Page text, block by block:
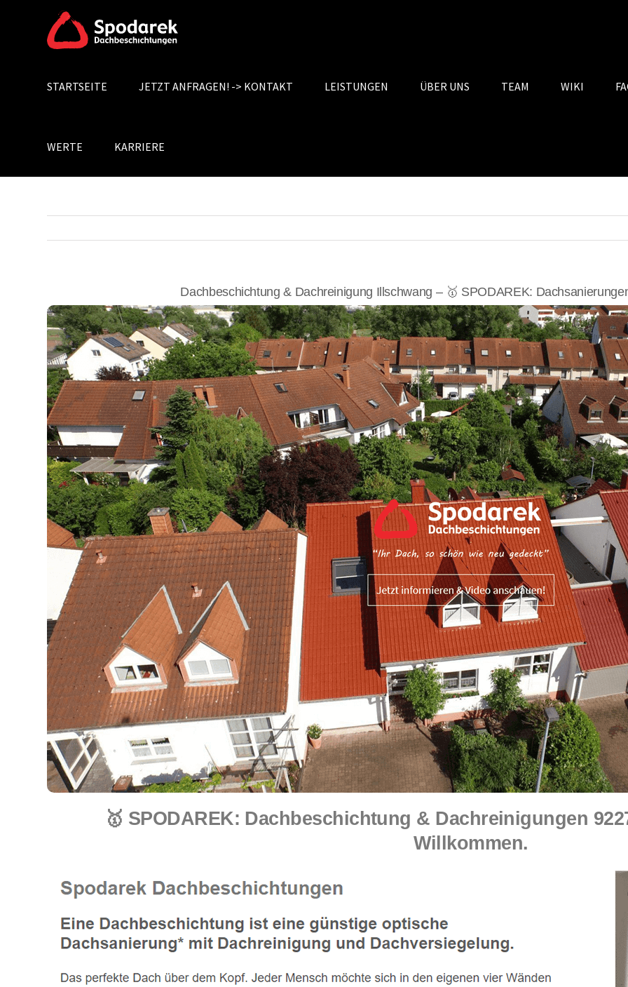
Search
STARTSEITE JETZT ANFRAGEN! -> KONTAKT LEISTUNGEN ÜBER UNS TEAM WIKI
WERTE KARRIERE
Dachbeschichtung & Dachreinigung Illschwang – 🥇 SPODAREK:
🥇 SPODAREK: Dachbeschichtung & Dachreinigungen
Willkommen.